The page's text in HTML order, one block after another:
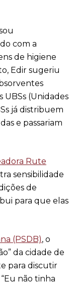
com a
de higiene
Edir sugeriu
UBSs (Unidades
já distribuem
e passariam
Rute
sensibilidade
de
para que elas
(PSDB), o
da cidade de
para discutir
não tinha